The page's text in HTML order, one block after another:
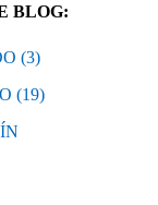
BLOG:
(3)
(19)